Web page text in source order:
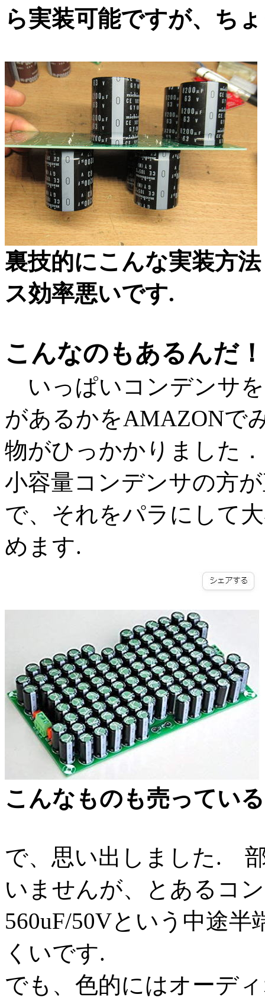
ら実装可能ですが、ち
裏技的にこんな実装方
ス効率悪いです.
こんなのもあるんだ！
いっぱいコンデンサ
があるかをAMAZONで
物がひっかかりました．
小容量コンデンサの方
で、それをパラにして
めます.
こんなものも売ってい
で、思い出しました.
いませんが、とあるコ
560uF/50Vという中途
くいです.
でも、色的にはオーデ